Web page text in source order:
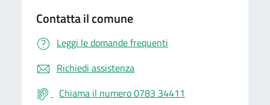
Contatta il comune
Leggi le domande frequenti
Richiedi assistenza
Chiama il numero 0783 34411